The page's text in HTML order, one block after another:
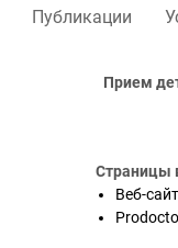
Публикации
Прием
Страницы
Веб-сайт